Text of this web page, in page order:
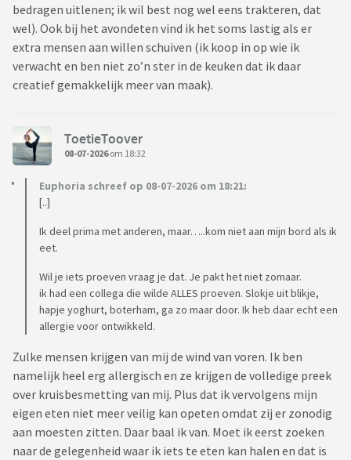
bedragen uitlenen; ik wil best nog wel eens trakteren, dat
wel). Ook bij het avondeten vind ik het soms lastig als er
extra mensen aan willen schuiven (ik koop in op wie ik
verwacht en ben niet zo’n ster in de keuken dat ik daar
creatief gemakkelijk meer van maak).
ToetieToover
08-07-2026om 18:32
Euphoria schreef op 08-07-2026 om 18:21:
[..]
Ik deel prima met anderen, maar…..kom niet aan mijn bord als ik
eet.
Wil je iets proeven vraag je dat. Je pakt het niet zomaar.
ik had een collega die wilde ALLES proeven. Slokje uit blikje,
hapje yoghurt, boterham, ga zo maar door. Ik heb daar echt een
allergie voor ontwikkeld.
Zulke mensen krijgen van mij de wind van voren. Ik ben
namelijk heel erg allergisch en ze krijgen de volledige preek
over kruisbesmetting van mij. Plus dat ik vervolgens mijn
eigen eten niet meer veilig kan opeten omdat zij er zonodig
aan moesten zitten. Daar baal ik van. Moet ik eerst zoeken
naar de gelegenheid waar ik iets te eten kan halen en dat is